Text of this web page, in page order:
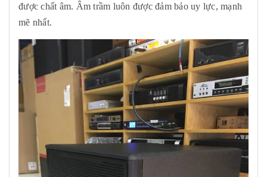
được chất âm. Âm trầm luôn được đảm bảo uy lực, mạnh
mẽ nhất.